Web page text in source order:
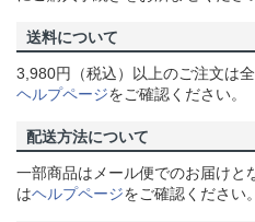
送料について
3,980円（税込）以上のご注文は
ヘルプページをご確認ください。
配送方法について
一部商品はメール便でのお届けと
はヘルプページをご確認ください。